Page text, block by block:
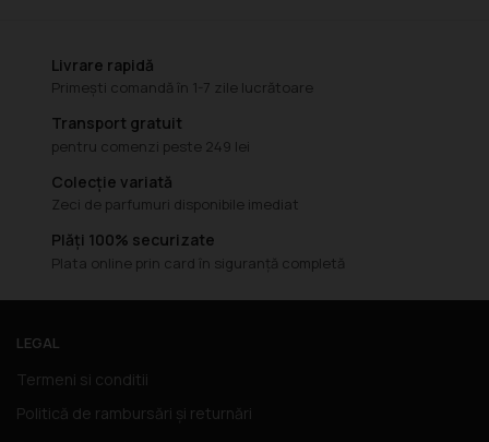
Livrare rapidă
Primești comandă în 1-7 zile lucrătoare
Transport gratuit
pentru comenzi peste 249 lei
Colecție variată
Zeci de parfumuri disponibile imediat
Plăți 100% securizate
Plata online prin card în siguranță completă
LEGAL
Termeni si conditii
Politică de rambursări și returnări